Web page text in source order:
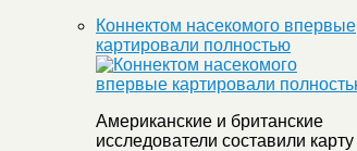
Коннектом насекомого впервые
картировали полностью
Американские и британские
исследователи составили карту